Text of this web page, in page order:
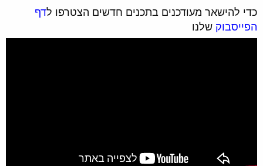
כדי להישאר מעודכנים בתכנים חדשים הצטרפו לדף
הפייסבוק שלנו